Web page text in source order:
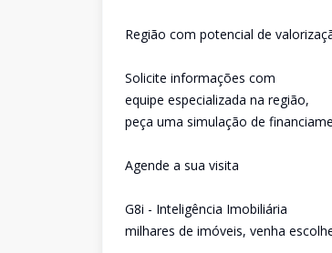
Região com potencial de
Solicite informações com
equipe especializada na região,
peça uma simulação de
Agende a sua visita
G8i - Inteligência Imobiliária
milhares de imóveis, venha